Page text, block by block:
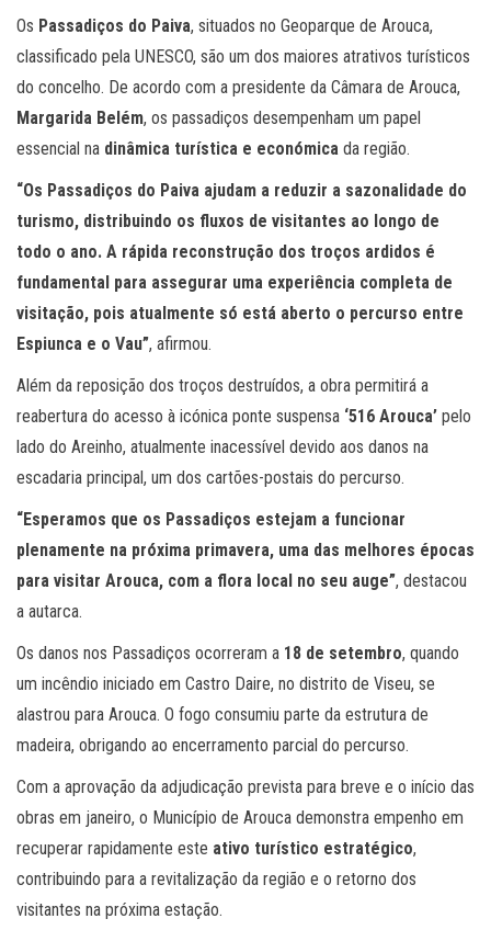
Os Passadiços do Paiva, situados no Geoparque de Arouca,
classificado pela UNESCO, são um dos maiores atrativos turísticos
do concelho. De acordo com a presidente da Câmara de Arouca,
Margarida Belém, os passadiços desempenham um papel
essencial na dinâmica turística e económica da região.
“Os Passadiços do Paiva ajudam a reduzir a sazonalidade do
turismo, distribuindo os fluxos de visitantes ao longo de
todo o ano. A rápida reconstrução dos troços ardidos é
fundamental para assegurar uma experiência completa de
visitação, pois atualmente só está aberto o percurso entre
Espiunca e o Vau”, afirmou.
Além da reposição dos troços destruídos, a obra permitirá a
reabertura do acesso à icónica ponte suspensa ‘516 Arouca’ pelo
lado do Areinho, atualmente inacessível devido aos danos na
escadaria principal, um dos cartões-postais do percurso.
“Esperamos que os Passadiços estejam a funcionar
plenamente na próxima primavera, uma das melhores épocas
para visitar Arouca, com a flora local no seu auge”, destacou
a autarca.
Os danos nos Passadiços ocorreram a 18 de setembro, quando
um incêndio iniciado em Castro Daire, no distrito de Viseu, se
alastrou para Arouca. O fogo consumiu parte da estrutura de
madeira, obrigando ao encerramento parcial do percurso.
Com a aprovação da adjudicação prevista para breve e o início das
obras em janeiro, o Município de Arouca demonstra empenho em
recuperar rapidamente este ativo turístico estratégico,
contribuindo para a revitalização da região e o retorno dos
visitantes na próxima estação.